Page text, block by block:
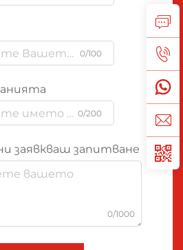
0/100
0/200
заявкваш запитване
0/1000